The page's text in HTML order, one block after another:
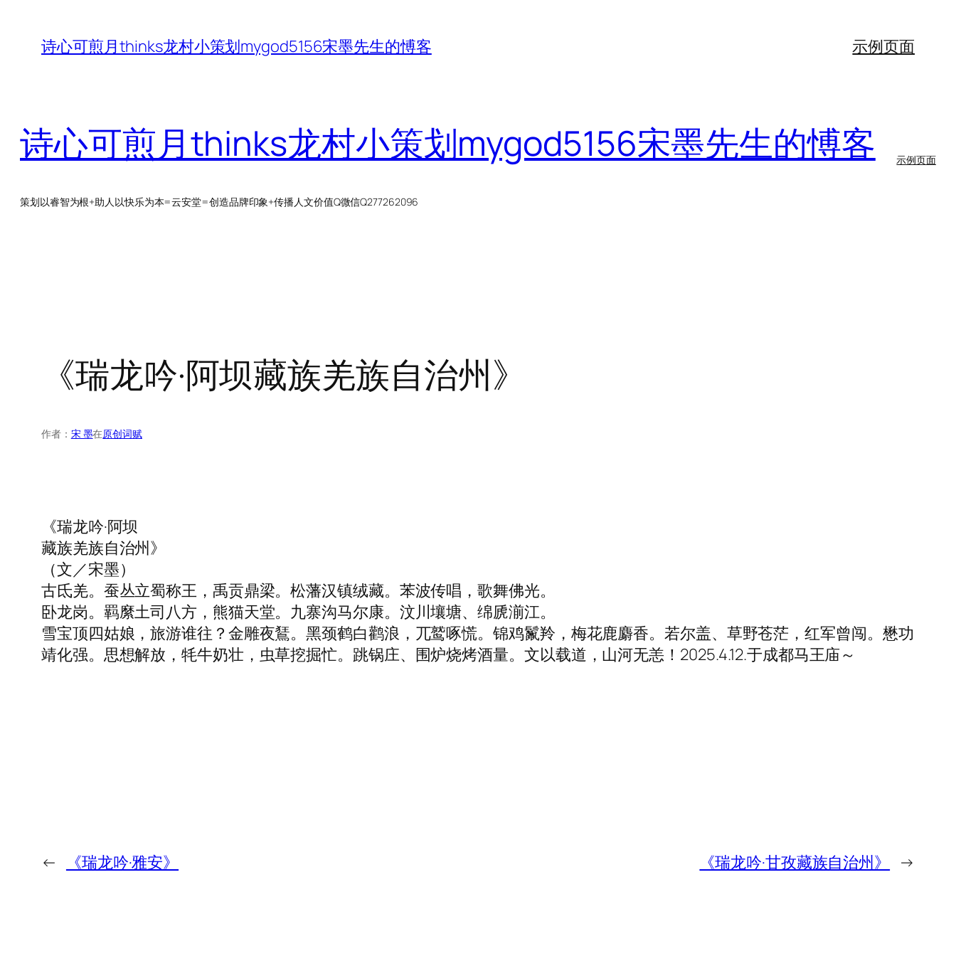
诗心可煎月thinks龙村小策划mygod5156宋墨先生的愽客 示例页面
诗心可煎月thinks龙村小策划mygod5156宋墨先生的愽客
策划以睿智为根+助人以快乐为本=云安堂=创造品牌印象+传播人文价值Q微信Q277262096
示例页面
《瑞龙吟·阿坝藏族羌族自治州》
作者： 宋 墨在原创词赋
《瑞龙吟·阿坝
藏族羌族自治州》
（文／宋墨）
古氐羌。蚕丛立蜀称王，禹贡鼎梁。松藩汉镇绒藏。苯波传唱，歌舞佛光。
卧龙岗。羁縻土司八方，熊猫天堂。九寨沟马尔康。汶川壤塘、绵虒湔江。
雪宝顶四姑娘，旅游谁往？金雕夜鵟。黑颈鹤白鹳浪，兀鹫啄慌。锦鸡鬣羚，梅花鹿麝香。若尔盖、草野苍茫，红军曾闯。懋功
靖化强。思想解放，牦牛奶壮，虫草挖掘忙。跳锅庄、围炉烧烤酒量。文以载道，山河无恙！2025.4.12.于成都马王庙～
← 《瑞龙吟·雅安》 《瑞龙吟·甘孜藏族自治州》 →